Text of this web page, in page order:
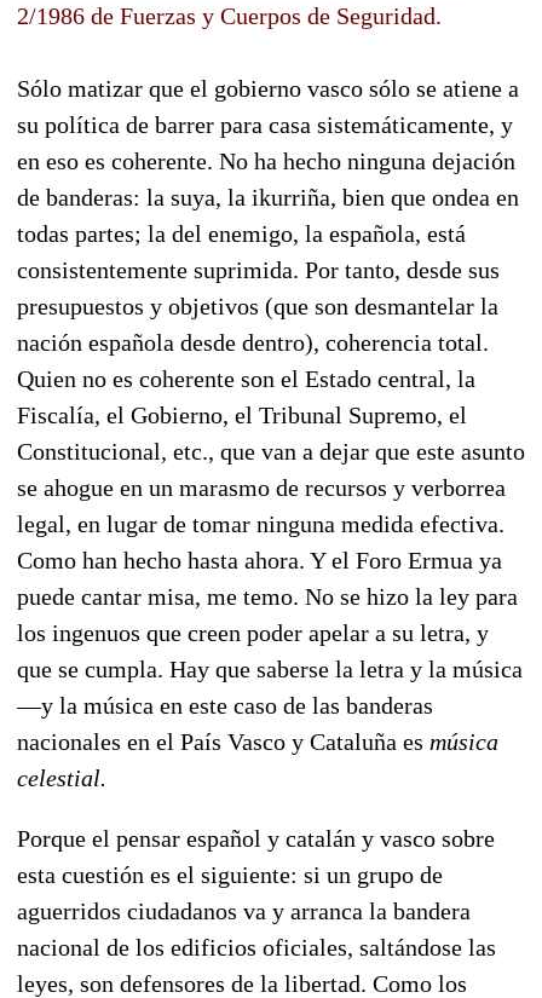
2/1986 de Fuerzas y Cuerpos de Seguridad.
Sólo matizar que el gobierno vasco sólo se atiene a
su política de barrer para casa sistemáticamente, y
en eso es coherente. No ha hecho ninguna dejación
de banderas: la suya, la ikurriña, bien que ondea en
todas partes; la del enemigo, la española, está
consistentemente suprimida. Por tanto, desde sus
presupuestos y objetivos (que son desmantelar la
nación española desde dentro), coherencia total.
Quien no es coherente son el Estado central, la
Fiscalía, el Gobierno, el Tribunal Supremo, el
Constitucional, etc., que van a dejar que este asunto
se ahogue en un marasmo de recursos y verborrea
legal, en lugar de tomar ninguna medida efectiva.
Como han hecho hasta ahora. Y el Foro Ermua ya
puede cantar misa, me temo. No se hizo la ley para
los ingenuos que creen poder apelar a su letra, y
que se cumpla. Hay que saberse la letra y la música
—y la música en este caso de las banderas
nacionales en el País Vasco y Cataluña es música
celestial.
Porque el pensar español y catalán y vasco sobre
esta cuestión es el siguiente: si un grupo de
aguerridos ciudadanos va y arranca la bandera
nacional de los edificios oficiales, saltándose las
leyes, son defensores de la libertad. Como los